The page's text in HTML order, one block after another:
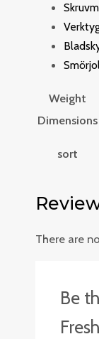
Weight
Dimensions
sort
There are
Be